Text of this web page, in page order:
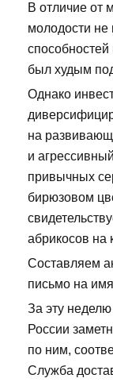
В отличие от
молодости
был худым
Однако
на
и
привычных
бирюзовом
абрикосов на
Составляем
письмо на
За эту
России
по ним,
Служба